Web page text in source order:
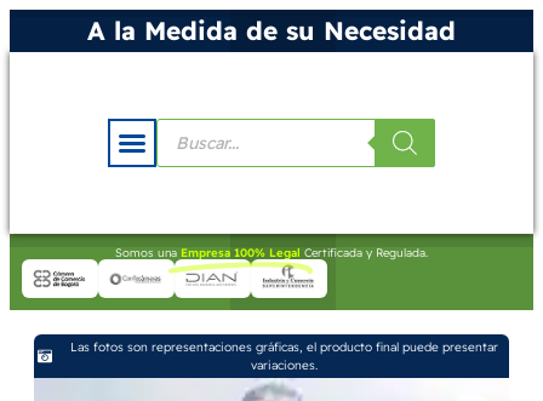
A la Medida de su Necesidad
Somos una Empresa 100% Legal Certificada y Regulada.
Las fotos son representaciones gráficas, el producto final puede presentar
variaciones.